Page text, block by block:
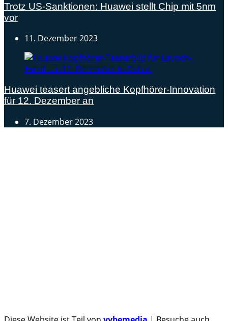
Trotz US-Sanktionen: Huawei stellt Chip mit 5nm
vor
11. Dezember 2023
Huawei teasert angebliche Kopfhörer-Innovation
für 12. Dezember an
7. Dezember 2023